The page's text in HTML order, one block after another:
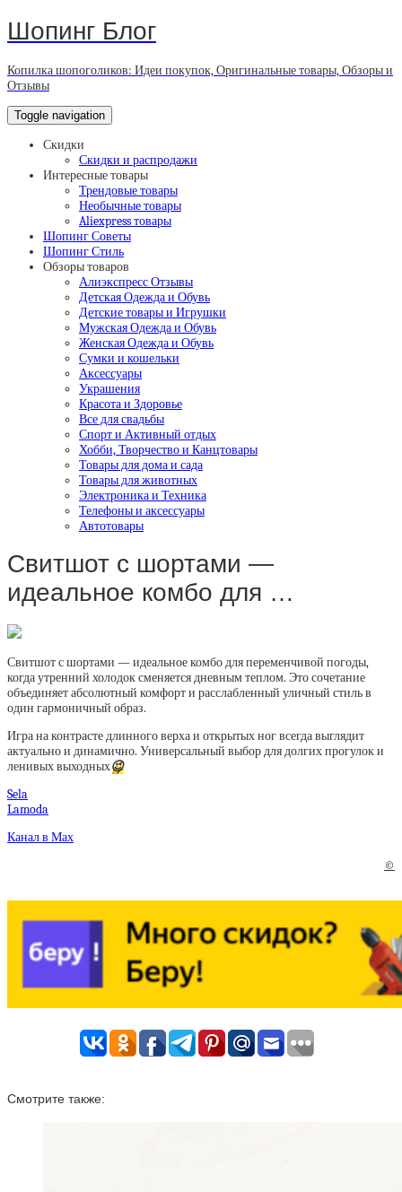
Шопинг Блог
Копилка шопоголиков: Идеи покупок, Оригинальные товары, Обзоры и
Отзывы
Toggle navigation
Скидки
Скидки и распродажи
Интересные товары
Трендовые товары
Необычные товары
Aliexpress товары
Шопинг Советы
Шопинг Стиль
Обзоры товаров
Алиэкспресс Отзывы
Детская Одежда и Обувь
Детские товары и Игрушки
Мужская Одежда и Обувь
Женская Одежда и Обувь
Сумки и кошельки
Аксессуары
Украшения
Красота и Здоровье
Все для свадьбы
Спорт и Активный отдых
Хобби, Творчество и Канцтовары
Товары для дома и сада
Товары для животных
Электроника и Техника
Телефоны и аксессуары
Автотовары
Свитшот с шортами —
идеальное комбо для …
Свитшот с шортами — идеальное комбо для переменчивой погоды,
когда утренний холодок сменяется дневным теплом. Это сочетание
объединяет абсолютный комфорт и расслабленный уличный стиль в
один гармоничный образ.
Игра на контрасте длинного верха и открытых ног всегда выглядит
актуально и динамично. Универсальный выбор для долгих прогулок и
ленивых выходных😉
Sela
Lamoda
Канал в Мах
©
Смотрите также: